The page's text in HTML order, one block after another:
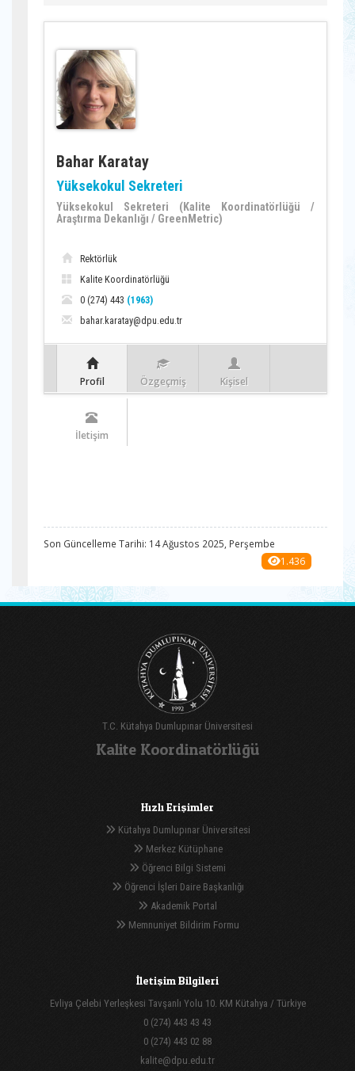
Bahar Karatay
Yüksekokul Sekreteri
Yüksekokul Sekreteri (Kalite Koordinatörlüğü /
Araştırma Dekanlığı / GreenMetric)
Rektörlük
Kalite Koordinatörlüğü
0 (274) 443 (1963)
bahar.karatay@dpu.edu.tr
Profil Özgeçmiş Kişisel
İletişim
Son Güncelleme Tarihi: 14 Ağustos 2025, Perşembe
1.436
T.C. Kütahya Dumlupınar Üniversitesi
Kalite Koordinatörlüğü
Hızlı Erişimler
Kütahya Dumlupınar Üniversitesi
Merkez Kütüphane
Öğrenci Bilgi Sistemi
Öğrenci İşleri Daire Başkanlığı
Akademik Portal
Memnuniyet Bildirim Formu
İletişim Bilgileri
Evliya Çelebi Yerleşkesi Tavşanlı Yolu 10. KM Kütahya / Türkiye
0 (274) 443 43 43
0 (274) 443 02 88
kalite@dpu.edu.tr